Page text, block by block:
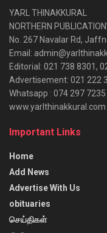
YARL THINAKKURAL
NORTHERN
No. 267 Navalar Rd,
Email:
Editorial: 021 738 8301,
Advertisement: 021 222
Whatsapp : 074 297 7235
www.yarlthinakkural.com
Important Links
Home
Add News
Advertise With Us
obituaries
செய்திகள்